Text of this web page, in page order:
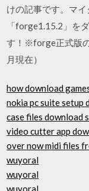
けの記事です。マ
「forge1.15.2」を
す！※forge正式版
月現在）
how download
nokia pc suite setup
case files download
video cutter app
over now midi files
wuyoral
wuyoral
wuyoral